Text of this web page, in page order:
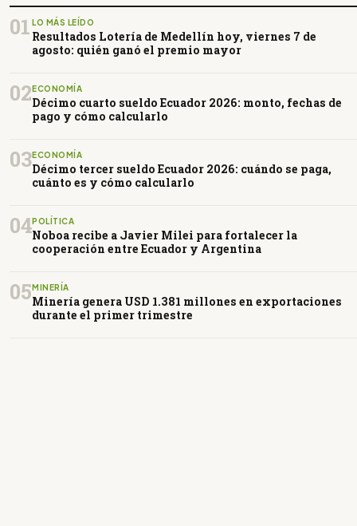
01 LO MÁS LEÍDO
Resultados Lotería de Medellín hoy, viernes 7 de
agosto: quién ganó el premio mayor
02ECONOMÍA
Décimo cuarto sueldo Ecuador 2026: monto, fechas de
pago y cómo calcularlo
03ECONOMÍA
Décimo tercer sueldo Ecuador 2026: cuándo se paga,
cuánto es y cómo calcularlo
04POLÍTICA
Noboa recibe a Javier Milei para fortalecer la
cooperación entre Ecuador y Argentina
05MINERÍA
Minería genera USD 1.381 millones en exportaciones
durante el primer trimestre